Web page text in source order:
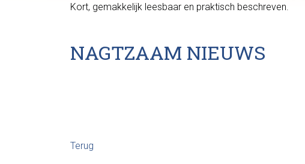
Kort, gemakkelijk leesbaar en praktisch beschreven.
NAGTZAAM NIEUWS
Terug